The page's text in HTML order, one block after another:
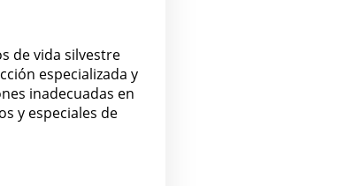
de vida silvestre
especializada y
inadecuadas en
y especiales de